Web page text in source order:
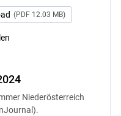
(PDF 12.03 MB)
Niederösterreich